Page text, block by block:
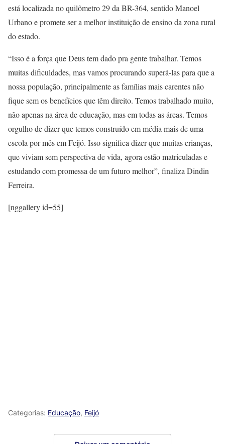
está localizada no quilômetro 29 da BR-364, sentido Manoel
Urbano e promete ser a melhor instituição de ensino da zona rural
do estado.
“Isso é a força que Deus tem dado pra gente trabalhar. Temos
muitas dificuldades, mas vamos procurando superá-las para que a
nossa população, principalmente as famílias mais carentes não
fique sem os benefícios que têm direito. Temos trabalhado muito,
não apenas na área de educação, mas em todas as áreas. Temos
orgulho de dizer que temos construído em média mais de uma
escola por mês em Feijó. Isso significa dizer que muitas crianças,
que viviam sem perspectiva de vida, agora estão matriculadas e
estudando com promessa de um futuro melhor”, finaliza Dindin
Ferreira.
[nggallery id=55]
Categorias: Educação, Feijó